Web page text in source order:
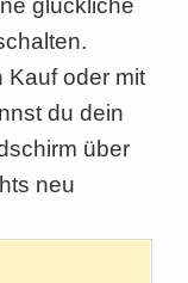
glückliche
Kauf oder mit
du dein
über
neu